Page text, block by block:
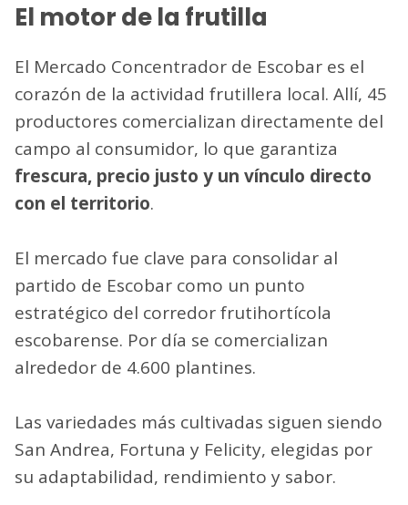
El motor de la frutilla
El Mercado Concentrador de Escobar es el
corazón de la actividad frutillera local. Allí, 45
productores comercializan directamente del
campo al consumidor, lo que garantiza
frescura, precio justo y un vínculo directo
con el territorio.
El mercado fue clave para consolidar al
partido de Escobar como un punto
estratégico del corredor frutihortícola
escobarense. Por día se comercializan
alrededor de 4.600 plantines.
Las variedades más cultivadas siguen siendo
San Andrea, Fortuna y Felicity, elegidas por
su adaptabilidad, rendimiento y sabor.